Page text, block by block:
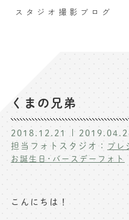
お宮参り
ハーフバー
入園入学･卒園
ハーフ成人式･10
家族写真･記
記念撮影
よくあ
スタジオ撮影ブログ
くまの兄弟
2018.12.21
担当フォトスタジオ： プレ
お誕生日･バースデーフォト
こんにちは！